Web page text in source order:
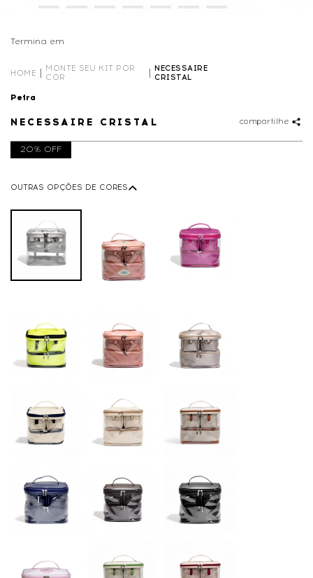
Termina em
HOME
MONTE SEU KIT POR
COR
NECESSAIRE
CRISTAL
Petra
NECESSAIRE CRISTAL compartilhe
20% OFF
OUTRAS OPÇÕES DE CORES